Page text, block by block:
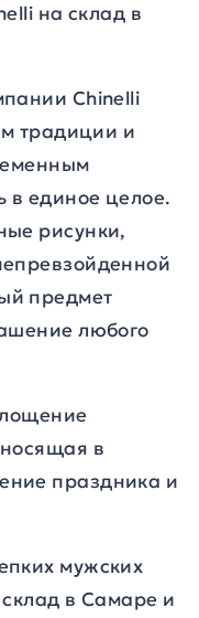
на склад в
Chinelli
традиции и
в единое целое.
рисунки,
предмет
любого
в
праздника и
мужских
в Самаре и